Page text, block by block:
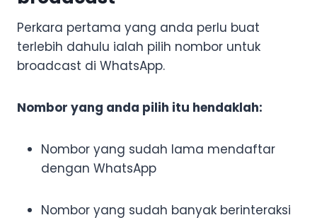
Perkara pertama yang anda perlu buat
terlebih dahulu ialah pilih nombor untuk
broadcast di WhatsApp.
Nombor yang anda pilih itu hendaklah:
Nombor yang sudah lama mendaftar
dengan WhatsApp
Nombor yang sudah banyak berinteraksi